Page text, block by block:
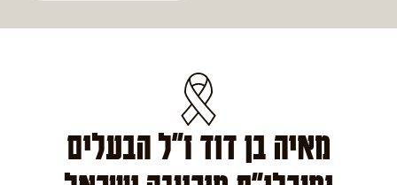
מאיה בן דוד ז"ל הבעלים